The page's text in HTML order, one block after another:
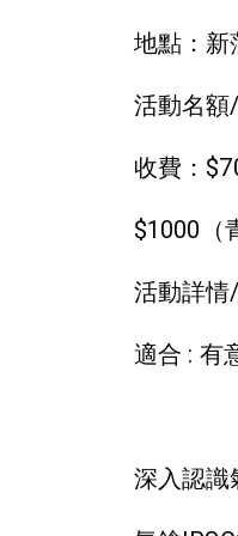
地點：新
活動名額
收費：
$1000（
活動詳情
適合 : 有
深入認識